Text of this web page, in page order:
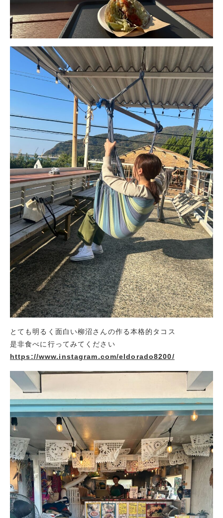
とても明るく面白い柳沼さんの作る本格的タコス
是非食べに行ってみてください
https://www.instagram.com/eldorado8200/